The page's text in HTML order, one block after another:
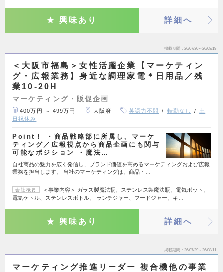
興味あり 詳細へ
掲載期間 26/07/30～26/08/19
＜大阪市福島＞女性活躍企業【マーケティン
グ・広報業務】身近な調理家電＊日用品／残
業10-20H
マーケティング・販促企画
400万円 ～ 499万円 大阪府 英語力不問 転勤なし
土
日祝休み
Point！ ・商品戦略部に所属し、マーケ
ティング／広報視点から商品企画にも関与
可能なポジション ・魔法…
自社商品の魅力を広く発信し、ブランド価値を高めるマーケティングおよび広報
業務を担当します。 当社のマーケティングは、商品・…
会社概要
＜事業内容＞ ガラス製魔法瓶、ステンレス製魔法瓶、電気ポット、
電気ケトル、ステンレスボトル、 ランチジャー、フードジャー、キ…
興味あり 詳細へ
掲載期間 26/07/29～26/08/11
マーケティング推進リーダー 複合機他の事業